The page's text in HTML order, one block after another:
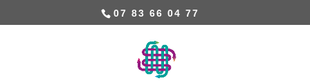
07 83 66 04 77